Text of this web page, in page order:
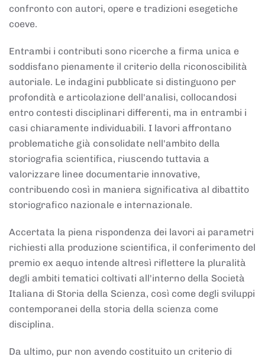
confronto con autori, opere e tradizioni esegetiche
coeve.
Entrambi i contributi sono ricerche a firma unica e
soddisfano pienamente il criterio della riconoscibilità
autoriale. Le indagini pubblicate si distinguono per
profondità e articolazione dell'analisi, collocandosi
entro contesti disciplinari differenti, ma in entrambi i
casi chiaramente individuabili. I lavori affrontano
problematiche già consolidate nell'ambito della
storiografia scientifica, riuscendo tuttavia a
valorizzare linee documentarie innovative,
contribuendo così in maniera significativa al dibattito
storiografico nazionale e internazionale.
Accertata la piena rispondenza dei lavori ai parametri
richiesti alla produzione scientifica, il conferimento del
premio ex aequo intende altresì riflettere la pluralità
degli ambiti tematici coltivati all'interno della Società
Italiana di Storia della Scienza, così come degli sviluppi
contemporanei della storia della scienza come
disciplina.
Da ultimo, pur non avendo costituito un criterio di